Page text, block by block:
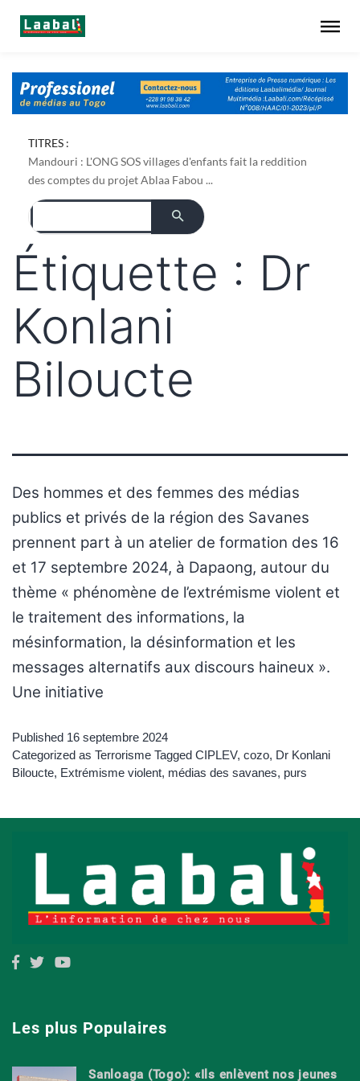
TITRES :
Mandouri : L'ONG SOS villages d'enfants fait la reddition
des comptes du projet Ablaa Fabou ...
Étiquette : Dr
Konlani
Biloucte
Des hommes et des femmes des médias
publics et privés de la région des Savanes
prennent part à un atelier de formation des 16
et 17 septembre 2024, à Dapaong, autour du
thème « phénomène de l’extrémisme violent et
le traitement des informations, la
mésinformation, la désinformation et les
messages alternatifs aux discours haineux ».
Une initiative
Published 16 septembre 2024
Categorized as Terrorisme Tagged CIPLEV, cozo, Dr Konlani
Biloucte, Extrémisme violent, médias des savanes, purs
Les plus Populaires
Sanloaga (Togo): «Ils enlèvent nos jeunes